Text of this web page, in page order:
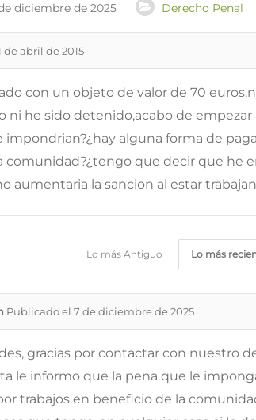
diciembre de 2025 Derecho Penal
de abril de 2015
con un objeto de valor de 70
ni he sido detenido,acabo de empezar
impondrian?¿hay alguna forma de
comunidad?¿tengo que decir que he
aumentaria la sancion al estar
Lo más
Lo más Antiguo
Publicado el 7 de diciembre de 2025
gracias por contactar con nuestro
le informo que la pena que le
trabajos en beneficio de la